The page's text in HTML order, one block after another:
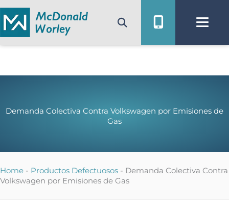
al
contenido
Demanda Colectiva Contra Volkswagen por Emisiones de
Gas
Home - Productos Defectuosos - Demanda Colectiva Contra
Volkswagen por Emisiones de Gas